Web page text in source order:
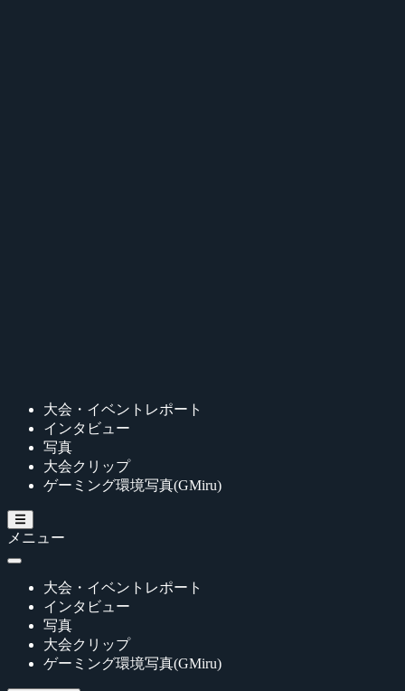
大会・イベントレポート
インタビュー
写真
大会クリップ
ゲーミング環境写真(GMiru)
メニュー
大会・イベントレポート
インタビュー
写真
大会クリップ
ゲーミング環境写真(GMiru)